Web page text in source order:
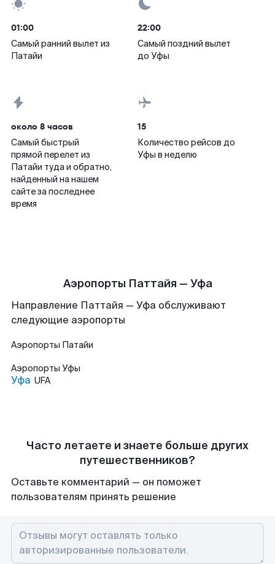
01:00
Самый ранний вылет из
Патайи
22:00
Самый поздний вылет
до Уфы
около 8 часов
Самый быстрый
прямой перелет из
Патайи туда и обратно,
найденный на нашем
сайте за последнее
время
15
Количество рейсов до
Уфы в неделю
Аэропорты Паттайя — Уфа
Направление Паттайя — Уфа обслуживают
следующие аэропорты
Аэропорты Патайи
Аэропорты Уфы
Уфа UFA
Часто летаете и знаете больше других
путешественников?
Оставьте комментарий — он поможет
пользователям принять решение